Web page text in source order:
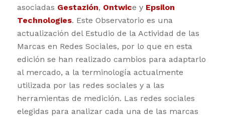
asociadas Gestazión, Ontwice y Epsilon
Technologies. Este Observatorio es una
actualización del Estudio de la Actividad de las
Marcas en Redes Sociales, por lo que en esta
edición se han realizado cambios para adaptarlo
al mercado, a la terminología actualmente
utilizada por las redes sociales y a las
herramientas de medición. Las redes sociales
elegidas para analizar cada una de las marcas